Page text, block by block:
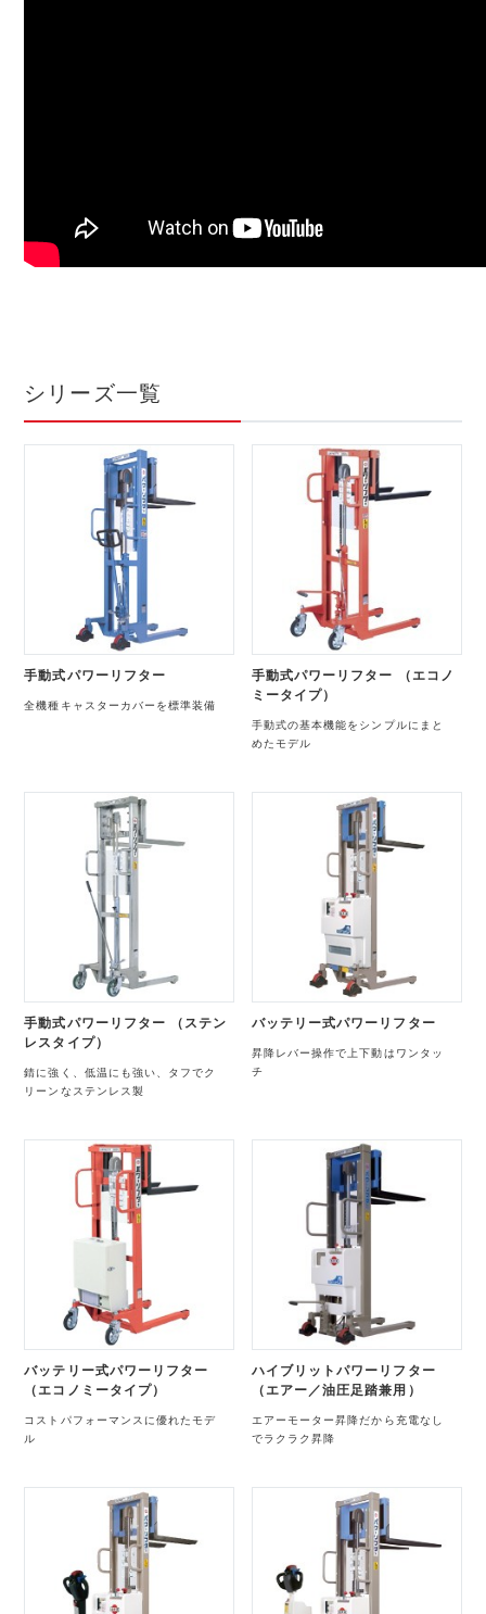
シリーズ一覧
手動式パワーリフター
全機種キャスターカバーを標準装備
手動式パワーリフター （エコノ
ミータイプ）
手動式の基本機能をシンプルにまと
めたモデル
手動式パワーリフター （ステン
レスタイプ）
錆に強く、低温にも強い、タフでク
リーンなステンレス製
バッテリー式パワーリフター
昇降レバー操作で上下動はワンタッ
チ
バッテリー式パワーリフター
（エコノミータイプ）
コストパフォーマンスに優れたモデ
ル
ハイブリットパワーリフター
（エアー／油圧足踏兼用）
エアーモーター昇降だから充電なし
でラクラク昇降